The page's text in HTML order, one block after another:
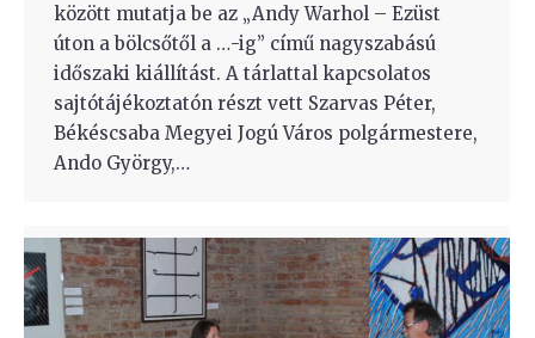
között mutatja be az „Andy Warhol – Ezüst
úton a bölcsőtől a …-ig” című nagyszabású
időszaki kiállítást. A tárlattal kapcsolatos
sajtótájékoztatón részt vett Szarvas Péter,
Békéscsaba Megyei Jogú Város polgármestere,
Ando György,…